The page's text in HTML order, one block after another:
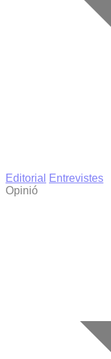
Editorial
Entrevistes
Opinió